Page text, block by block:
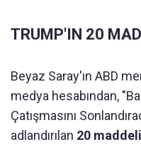
TRUMP'IN 20
Beyaz Saray'ın ABD
medya hesabından,
Çatışmasını
adlandırılan 20